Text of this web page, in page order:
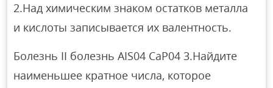
2.Над химическим знаком остатков металла
и кислоты записывается их валентность.
Болезнь II болезнь AIS04 CaP04 3.Найдите
наименьшее кратное числа, которое